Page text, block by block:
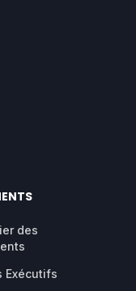
des
Exécutifs